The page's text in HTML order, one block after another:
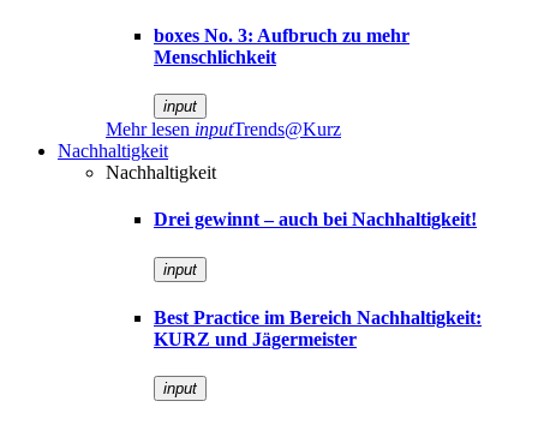
boxes No. 3: Aufbruch zu mehr
Menschlichkeit
input
Mehr lesen inputTrends@Kurz
Nachhaltigkeit
Nachhaltigkeit
Drei gewinnt – auch bei Nachhaltigkeit!
input
Best Practice im Bereich Nachhaltigkeit:
KURZ und Jägermeister
input